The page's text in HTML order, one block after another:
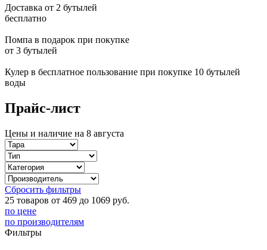
Доставка от 2 бутылей
бесплатно
Помпа в подарок при покупке
от 3 бутылей
Кулер в бесплатное пользование при покупке 10 бутылей
воды
Прайс-лист
Цены и наличие на 8 августа
Сбросить фильтры
25 товаров от 469 до 1069 руб.
по цене
по производителям
Фильтры
ошиблась. Мастер сделал именно то, что я хотела, красиво и в
тоже время качественно. Да и по цене не обманули - все
Обработка персональных данных
Я ознакомлен с соглашением и согласен на обработку
персональных данных.
Согласен
Не согласен
Ваш запрос отпрален
Ок
Введите адрес
отправим через 1 минуту